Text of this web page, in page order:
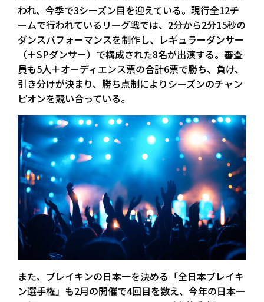
われ、今季で3シーズン目を迎えている。現行全12チ
ームで行われているリーグ戦では、2分から2分15秒の
ダンスパフォーマンスを制作し、レギュラーダンサー
（＋SPダンサー）で構成された8名が出演する。審査
員も5人＋オーディエンス票の合計6票で勝ち、負け、
引き分けが決まり、勝ち点制によりシーズンのチャン
ピオンを競い合っている。
また、ブレイキンの日本一を決める「全日本ブレイキ
ン選手権」も2月の開催で4回目を数え、今年の日本一